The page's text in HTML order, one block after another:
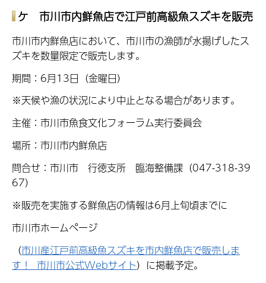
ケ 市川市内鮮魚店で江戸前高級魚スズキを販売
市川市内鮮魚店において、市川市の漁師が水揚げしたス
ズキを数量限定で販売します。
期間：6月13日（金曜日）
※天候や漁の状況により中止となる場合があります。
主催：市川市魚食文化フォーラム実行委員会
場所：市川市内鮮魚店
問合せ：市川市 行徳支所 臨海整備課（047-318-39
67）
※販売を実施する鮮魚店の情報は6月上旬頃までに
市川市ホームページ
（市川産江戸前高級魚スズキを市内鮮魚店で販売しま
す！ 市川市公式Webサイト）に掲載予定。